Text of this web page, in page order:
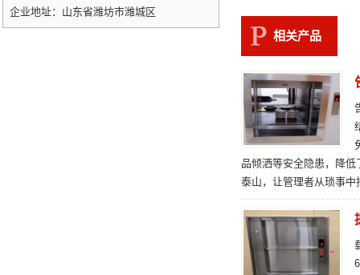
相关产品
品倾洒等安全隐患，降
泰山，让管理者从琐事中
企业地址：山东省潍坊市潍城区